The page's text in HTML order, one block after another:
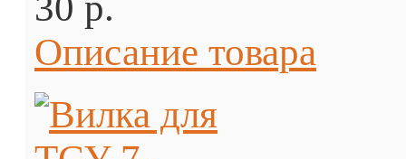
Описание товара